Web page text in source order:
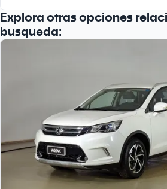
Explora otras opciones
busqueda: